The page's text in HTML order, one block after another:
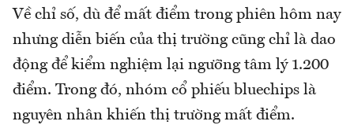
Về chỉ số, dù để mất điểm trong phiên hôm nay
nhưng diễn biến của thị trường cũng chỉ là dao
động để kiểm nghiệm lại ngưỡng tâm lý 1.200
điểm. Trong đó, nhóm cổ phiếu bluechips là
nguyên nhân khiến thị trường mất điểm.